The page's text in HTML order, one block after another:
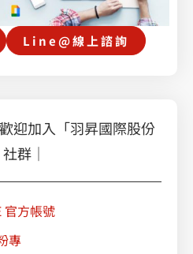
Line@線上諮詢
迎加入「羽昇國際股份
群｜
官方帳號
專